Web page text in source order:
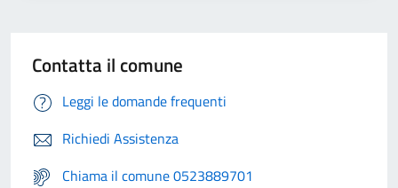
Contatta il comune
Leggi le domande frequenti
Richiedi Assistenza
Chiama il comune 0523889701